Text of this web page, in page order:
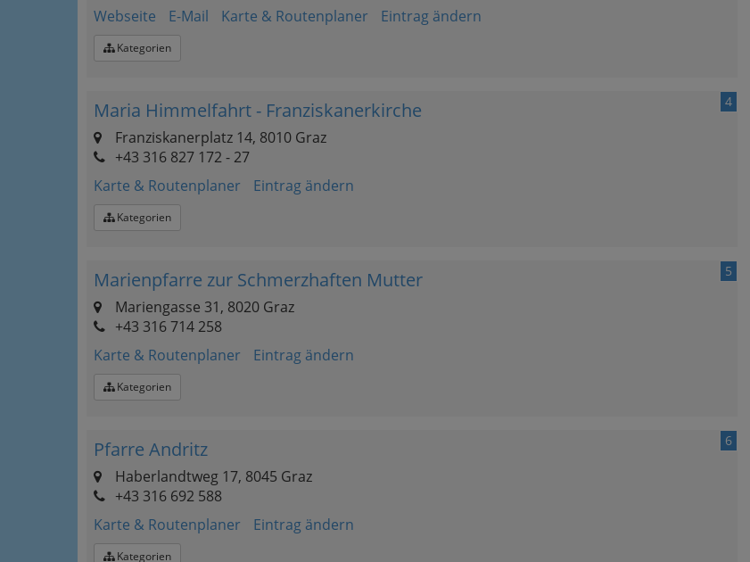
Webseite
E-Mail Karte & Routenplaner Eintrag ändern
Kategorien
4
Maria Himmelfahrt - Franziskanerkirche
Franziskanerplatz 14, 8010 Graz
+43 316 827 172 - 27
Karte & Routenplaner
Eintrag ändern
Kategorien
5
Marienpfarre zur Schmerzhaften Mutter
Mariengasse 31, 8020 Graz
+43 316 714 258
Karte & Routenplaner
Eintrag ändern
Kategorien
6
Pfarre Andritz
Haberlandtweg 17, 8045 Graz
+43 316 692 588
Karte & Routenplaner
Eintrag ändern
Kategorien